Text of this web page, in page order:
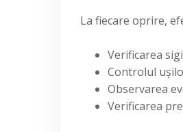
La fiecare oprire,
Verificarea
Controlul
Observarea
Verificarea